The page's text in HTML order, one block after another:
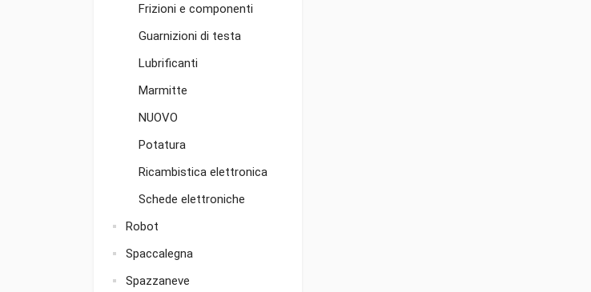
Frizioni e componenti
Guarnizioni di testa
Lubrificanti
Marmitte
NUOVO
Potatura
Ricambistica elettronica
Schede elettroniche
Robot
Spaccalegna
Spazzaneve